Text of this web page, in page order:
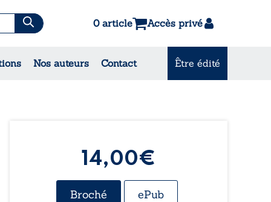
0 article Accès privé
Nos auteurs Contact Être édité
14,00€
Broché ePub